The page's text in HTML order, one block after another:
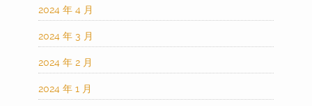
2024 年 4 月
2024 年 3 月
2024 年 2 月
2024 年 1 月